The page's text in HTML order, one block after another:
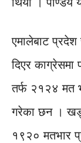
एमालेबाट प्रदेश
दिएर
तर्फ २१२४ मत
गरेका छन ।
१९२० मतभार